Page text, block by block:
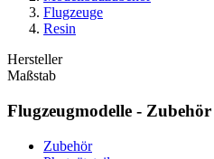
Flugzeuge
Resin
Hersteller
Maßstab
Flugzeugmodelle - Zubehör
Zubehör